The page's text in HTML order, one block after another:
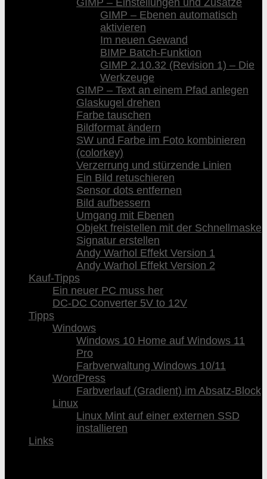
GIMP – Einstellungen und Zusätze
GIMP – Ebenen automatisch
aktivieren
Im neuen Gewand
BIMP Batch-Funktion
GIMP 2.10.32 (Revision 1) – Die
Werkzeuge
GIMP – Text an einem Pfad anlegen
Glaskugel drehen
Farbe tauschen
Bildformat ändern
SW und Farbe im Foto kombinieren
(colorkey)
Verzerrung und stürzende Linien
Ein Bild retuschieren
Sensor dots entfernen
Bild aufbessern
Umgang mit Ebenen
Objekt freistellen mit der Schnellmaske
Signatur erstellen
Andy Warhol Effekt Version 1
Andy Warhol Effekt Version 2
Kauf-Tipps
Ein neuer PC muss her
DC-DC Converter 5V to 12V
Tipps
Windows
Windows 10 Home auf Windows 11
Pro
Farbverwaltung Windows 10/11
WordPress
Farbverlauf (Gradient) im Absatz-Block
Linux
Linux Mint auf einer externen SSD
installieren
Links